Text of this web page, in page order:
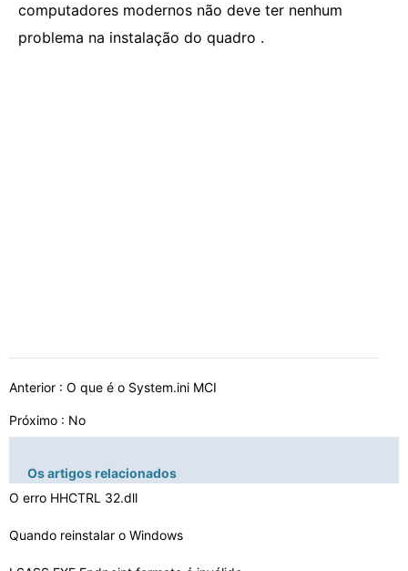
computadores modernos não deve ter nenhum
problema na instalação do quadro .
Anterior : O que é o System.ini MCI
Próximo : No
Os artigos relacionados
O erro HHCTRL 32.dll
Quando reinstalar o Windows